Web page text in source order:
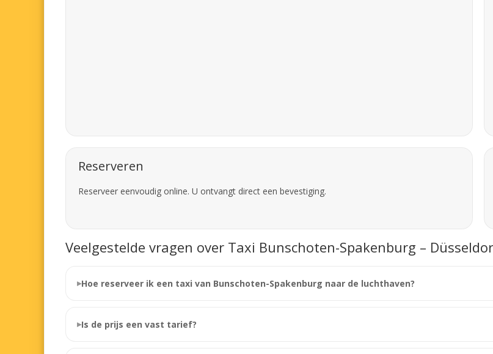
Reserveren
Reserveer eenvoudig online. U ontvangt direct een bevestiging.
Veelgestelde vragen over Taxi Bunschoten-Spakenburg –
Hoe reserveer ik een taxi van Bunschoten-Spakenburg naar de luchthaven?
Is de prijs een vast tarief?